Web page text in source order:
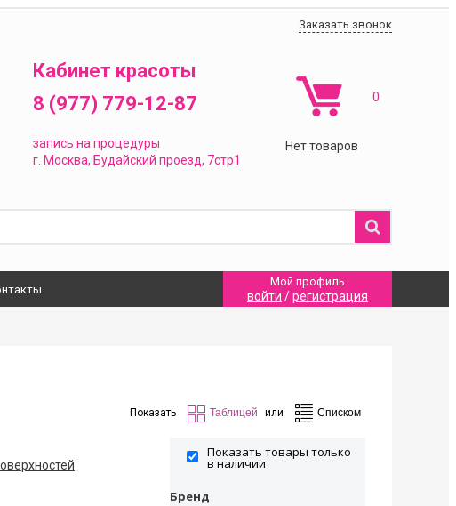
Заказать звонок
Кабинет красоты
8 (977) 779-12-87
запись на процедуры
г. Москва, Будайский проезд, 7стр1
Нет товаров
0
Мой профиль
войти /регистрация
Показать или
Показать товары только
в наличии
Бренд